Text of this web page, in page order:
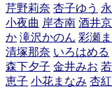
芹野莉奈 杏子ゆう
小夜曲 岸杏南 酒井
か 滝沢かのん 彩瀬
清塚那奈 いろはめる
森下夕子 金井みお
恵子 小花まなみ 杏